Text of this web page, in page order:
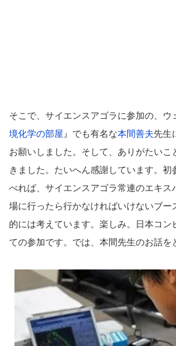
そこで、サイエンスアゴラに参加の、ウ
境化学の部屋 』でも有名な本間善夫先生
お願いしました。そして、ありがたいこ
きました。たいへん感謝しています。初
べれば、サイエンスアゴラ常連のエキス
場に行ったら行かなければいけないブー
的には考えています。楽しみ。日本コン
ての参加です。では、本間先生のお話を